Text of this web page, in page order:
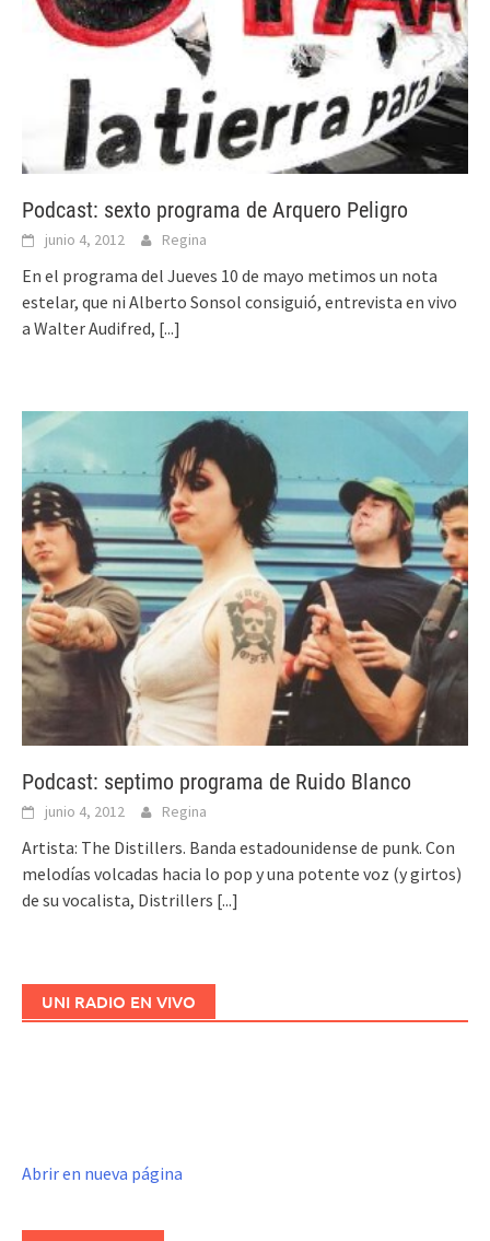
Podcast: sexto programa de Arquero Peligro
junio 4, 2012 Regina
En el programa del Jueves 10 de mayo metimos un nota
estelar, que ni Alberto Sonsol consiguió, entrevista en vivo
a Walter Audifred, [...]
Podcast: septimo programa de Ruido Blanco
junio 4, 2012 Regina
Artista: The Distillers. Banda estadounidense de punk. Con
melodías volcadas hacia lo pop y una potente voz (y girtos)
de su vocalista, Distrillers [...]
UNI RADIO EN VIVO
Abrir en nueva página